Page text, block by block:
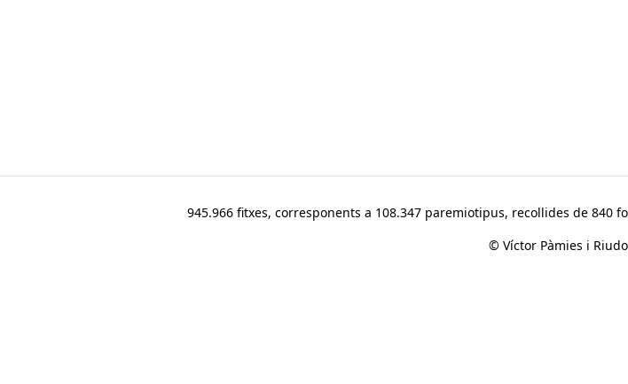
945.966 fitxes, corresponents a 108.347 paremiotipus, recollides de 840
© Víctor Pàmies i